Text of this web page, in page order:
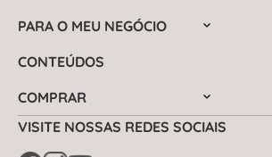
PARA O MEU NEGÓCIO
CONTEÚDOS
COMPRAR
VISITE NOSSAS REDES SOCIAIS